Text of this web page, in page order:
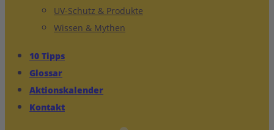
UV-Schutz & Produkte
Wissen & Mythen
10 Tipps
Glossar
Aktionskalender
Kontakt